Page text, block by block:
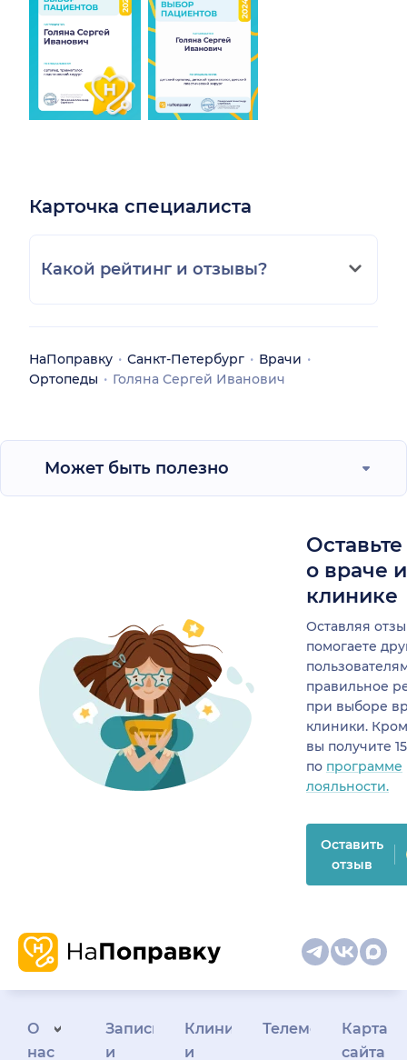
Карточка специалиста
Какой рейтинг и отзывы?
НаПоправку Санкт-Петербург
Врачи
Ортопеды
Голяна Сергей Иванович
Может быть полезно
о враче
клинике
Оставляя
помогаете
правильное
при выборе
клиники.
вы получите
по программе
лояльности.
Оставить
отзыв
О
нас
Запись
и
Клиникам
и
Телемедицина
Карта
сайта